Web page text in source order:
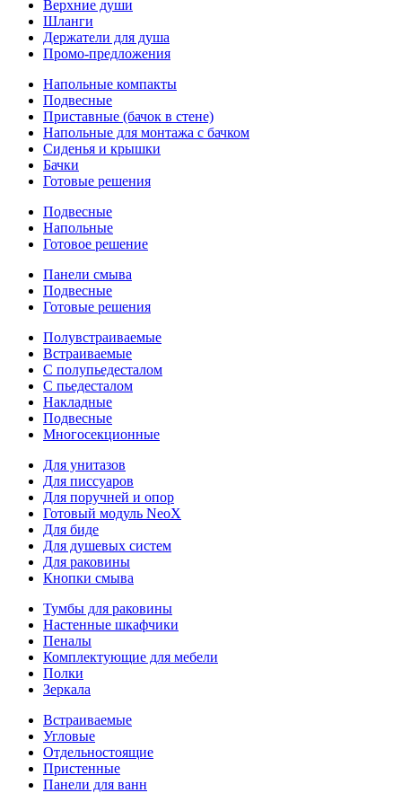
Верхние души
Шланги
Держатели для душа
Промо-предложения
Напольные компакты
Подвесные
Приставные (бачок в стене)
Напольные для монтажа с бачком
Сиденья и крышки
Бачки
Готовые решения
Подвесные
Напольные
Готовое решение
Панели смыва
Подвесные
Готовые решения
Полувстраиваемые
Встраиваемые
С полупьедесталом
С пьедесталом
Накладные
Подвесные
Многосекционные
Для унитазов
Для писсуаров
Для поручней и опор
Готовый модуль NeoX
Для биде
Для душевых систем
Для раковины
Кнопки смыва
Тумбы для раковины
Настенные шкафчики
Пеналы
Комплектующие для мебели
Полки
Зеркала
Встраиваемые
Угловые
Отдельностоящие
Пристенные
Панели для ванн